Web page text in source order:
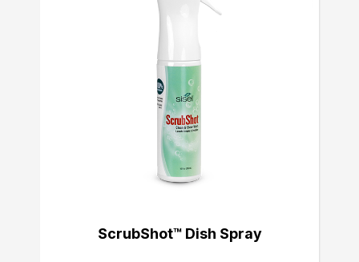
ScrubShot™ Dish Spray